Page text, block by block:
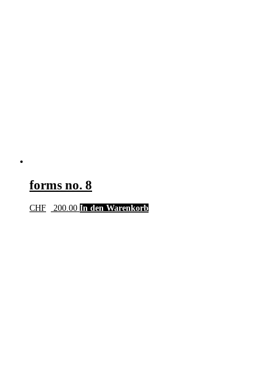
forms no. 8
CHF 200.00 In den Warenkorb